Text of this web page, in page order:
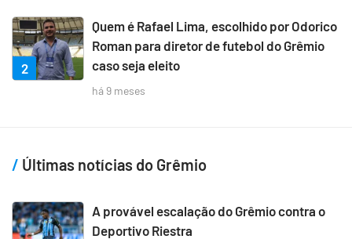
2
Quem é Rafael Lima, escolhido por Odorico
Roman para diretor de futebol do Grêmio
caso seja eleito
há 9 meses
Últimas notícias do Grêmio
A provável escalação do Grêmio contra o
Deportivo Riestra